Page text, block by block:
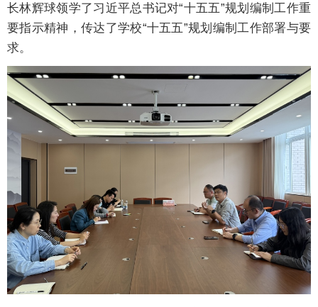
长林辉球领学了习近平总书记对“十五五”规划编制工作重
要指示精神，传达了学校“十五五”规划编制工作部署与要
求。